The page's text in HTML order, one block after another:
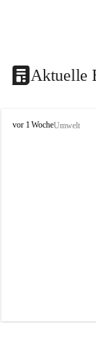
Aktuelle
V
vor 1 WocheUmwelt